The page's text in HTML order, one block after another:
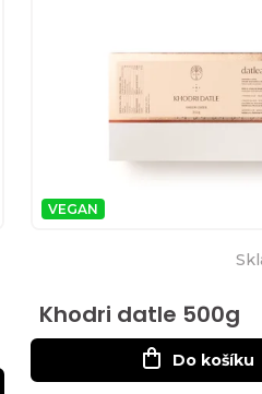
VEGAN
Khodri datle 500g
Do košíku